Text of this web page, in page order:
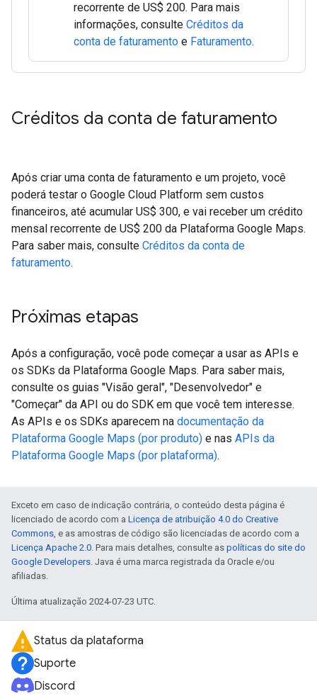
recorrente de US$ 200. Para mais
informações, consulte Créditos da
conta de faturamento e Faturamento.
Créditos da conta de faturamento
Após criar uma conta de faturamento e um projeto, você
poderá testar o Google Cloud Platform sem custos
financeiros, até acumular US$ 300, e vai receber um crédito
mensal recorrente de US$ 200 da Plataforma Google Maps.
Para saber mais, consulte Créditos da conta de
faturamento.
Próximas etapas
Após a configuração, você pode começar a usar as APIs e
os SDKs da Plataforma Google Maps. Para saber mais,
consulte os guias "Visão geral", "Desenvolvedor" e
"Começar" da API ou do SDK em que você tem interesse.
As APIs e os SDKs aparecem na documentação da
Plataforma Google Maps (por produto) e nas APIs da
Plataforma Google Maps (por plataforma).
Exceto em caso de indicação contrária, o conteúdo desta página é
licenciado de acordo com a Licença de atribuição 4.0 do Creative
Commons, e as amostras de código são licenciadas de acordo com a
Licença Apache 2.0. Para mais detalhes, consulte as políticas do site do
Google Developers. Java é uma marca registrada da Oracle e/ou
afiliadas.
Última atualização 2024-07-23 UTC.
Status da plataforma
Suporte
Discord